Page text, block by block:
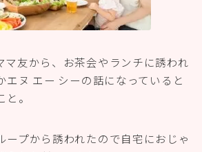
マ友から、お茶会やランチに誘われ
エヌ エー シーの話になっていると
。
ープから誘われたので自宅におじゃ